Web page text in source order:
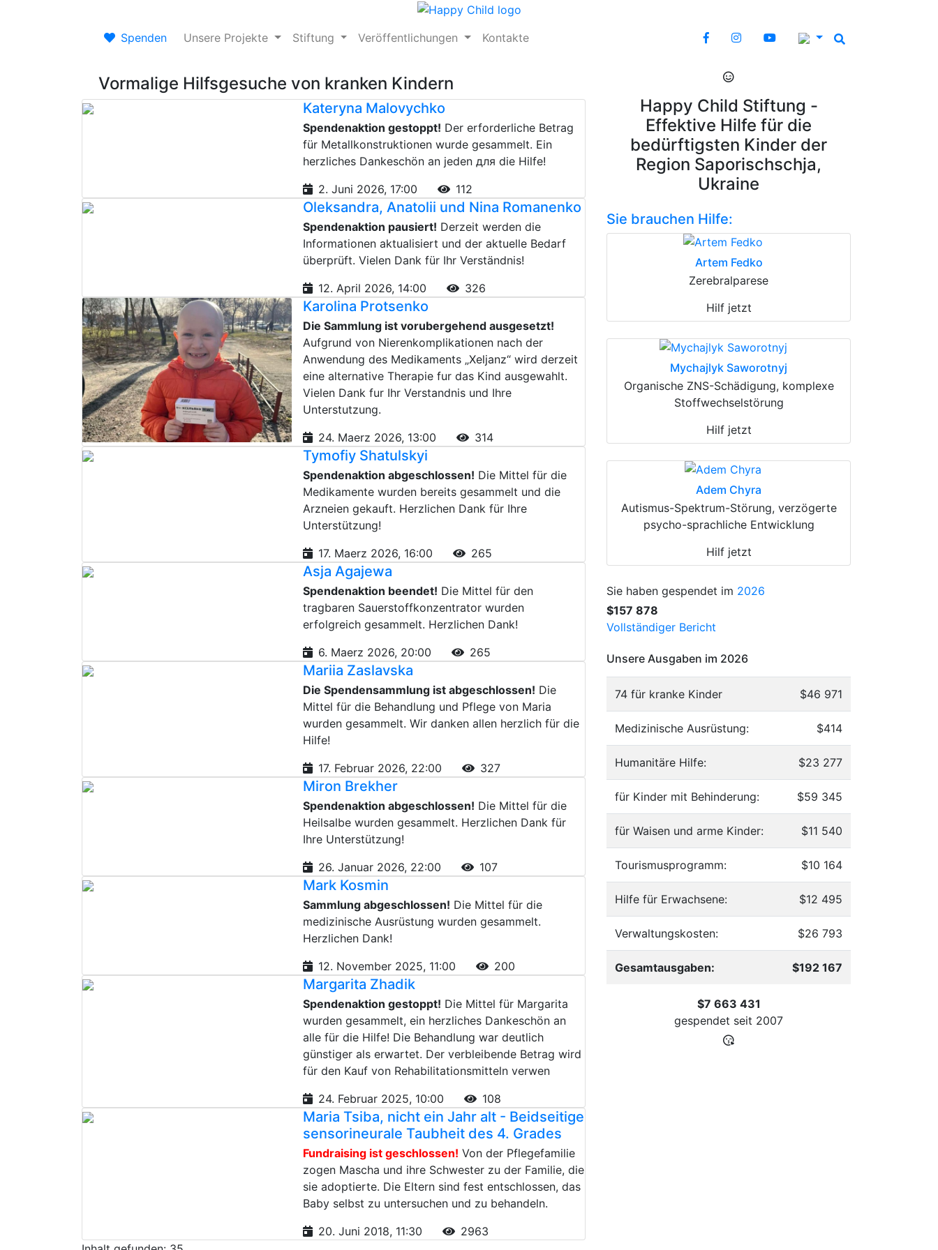
Spenden Unsere Projekte Stiftung Veröffentlichungen Kontakte
Vormalige Hilfsgesuche von kranken Kindern
Kateryna Malovychko
Spendenaktion gestoppt! Der erforderliche Betrag
für Metallkonstruktionen wurde gesammelt. Ein
herzliches Dankeschön an jeden для die Hilfe!
2. Juni 2026, 17:00
112
Oleksandra, Anatolii und Nina Romanenko
Spendenaktion pausiert! Derzeit werden die
Informationen aktualisiert und der aktuelle Bedarf
überprüft. Vielen Dank für Ihr Verständnis!
12. April 2026, 14:00
326
Karolina Protsenko
Die Sammlung ist vorubergehend ausgesetzt!
Aufgrund von Nierenkomplikationen nach der
Anwendung des Medikaments „Xeljanz“ wird derzeit
eine alternative Therapie fur das Kind ausgewahlt.
Vielen Dank fur Ihr Verstandnis und Ihre
Unterstutzung.
24. Maerz 2026, 13:00
314
Tymofiy Shatulskyi
Spendenaktion abgeschlossen! Die Mittel für die
Medikamente wurden bereits gesammelt und die
Arzneien gekauft. Herzlichen Dank für Ihre
Unterstützung!
17. Maerz 2026, 16:00
265
Asja Agajewa
Spendenaktion beendet! Die Mittel für den
tragbaren Sauerstoffkonzentrator wurden
erfolgreich gesammelt. Herzlichen Dank!
6. Maerz 2026, 20:00
265
Mariia Zaslavska
Die Spendensammlung ist abgeschlossen! Die
Mittel für die Behandlung und Pflege von Maria
wurden gesammelt. Wir danken allen herzlich für die
Hilfe!
17. Februar 2026, 22:00
327
Miron Brekher
Spendenaktion abgeschlossen! Die Mittel für die
Heilsalbe wurden gesammelt. Herzlichen Dank für
Ihre Unterstützung!
26. Januar 2026, 22:00
107
Mark Kosmin
Sammlung abgeschlossen! Die Mittel für die
medizinische Ausrüstung wurden gesammelt.
Herzlichen Dank!
12. November 2025, 11:00
200
Margarita Zhadik
Spendenaktion gestoppt! Die Mittel für Margarita
wurden gesammelt, ein herzliches Dankeschön an
alle für die Hilfe! Die Behandlung war deutlich
günstiger als erwartet. Der verbleibende Betrag wird
für den Kauf von Rehabilitationsmitteln verwen
24. Februar 2025, 10:00
108
Maria Tsiba, nicht ein Jahr alt - Beidseitige
sensorineurale Taubheit des 4. Grades
Fundraising ist geschlossen! Von der Pflegefamilie
zogen Mascha und ihre Schwester zu der Familie, die
sie adoptierte. Die Eltern sind fest entschlossen, das
Baby selbst zu untersuchen und zu behandeln.
20. Juni 2018, 11:30
2963
Happy Child Stiftung -
Effektive Hilfe für die
bedürftigsten Kinder der
Region Saporischschja,
Ukraine
Sie brauchen Hilfe:
Artem Fedko
Zerebralparese
Hilf jetzt
Mychajlyk Saworotnyj
Organische ZNS-Schädigung, komplexe
Stoffwechselstörung
Hilf jetzt
Adem Chyra
Autismus-Spektrum-Störung, verzögerte
psycho-sprachliche Entwicklung
Hilf jetzt
Sie haben gespendet im 2026
$157 878
Vollständiger Bericht
Unsere Ausgaben im 2026
74 für kranke Kinder $46 971
Medizinische Ausrüstung: $414
Humanitäre Hilfe: $23 277
für Kinder mit Behinderung: $59 345
für Waisen und arme Kinder: $11 540
Tourismusprogramm: $10 164
Hilfe für Erwachsene: $12 495
Verwaltungskosten: $26 793
Gesamtausgaben: $192 167
$7 663 431
gespendet seit 2007